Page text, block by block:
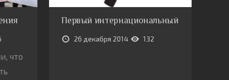
что
Первый интернациональный
26 декабря 2014 132